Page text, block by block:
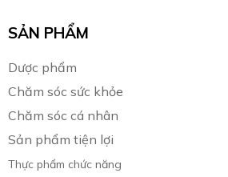
SẢN PHẨM
Dược phẩm
Chăm sóc sức khỏe
Chăm sóc cá nhân
Sản phẩm tiện lợi
Thực phẩm chức năng